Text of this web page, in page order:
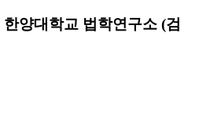
한양대학교 법학연구소 (검